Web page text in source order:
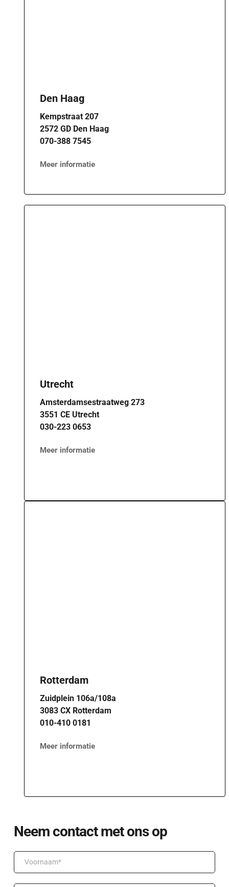
Den Haag
Kempstraat 207
2572 GD Den Haag
070-388 7545
Meer informatie
Utrecht
Amsterdamsestraatweg 273
3551 CE Utrecht
030-223 0653
Meer informatie
Rotterdam
Zuidplein 106a/108a
3083 CX Rotterdam
010-410 0181
Meer informatie
Neem contact met ons op